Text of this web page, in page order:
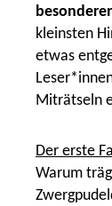
kleinsten
etwas
Miträtseln
Der erste
Warum